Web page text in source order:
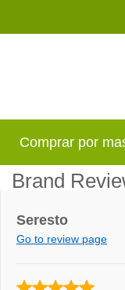
Comprar por
Brand
Seresto
Go to review page